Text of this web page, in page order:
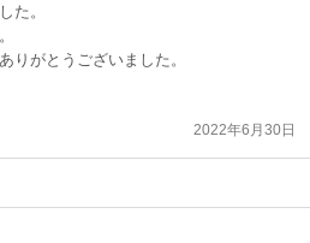
た。
りがとうございました。
2022年6月30日